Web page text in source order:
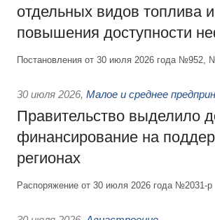
отдельных видов топлива
повышения доступности
Постановления от 30 июля 2026 года
30 июля 2026, Малое и среднее
Правительство выделило
финансирование на
регионах
Распоряжение от 30 июля 2026 года №2031-р